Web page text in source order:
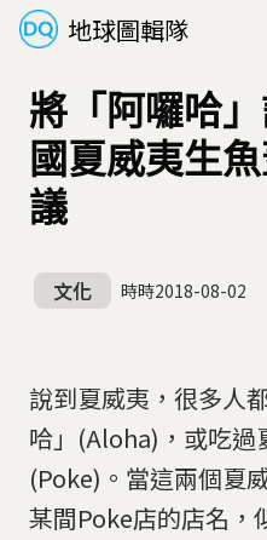
地球圖輯隊
將「阿囉哈
國夏威夷生
議
文化 時時2018-08-02
說到夏威夷，很多人
哈」(Aloha)，或吃過
(Poke)。當這兩個夏
某間Poke店的店名，